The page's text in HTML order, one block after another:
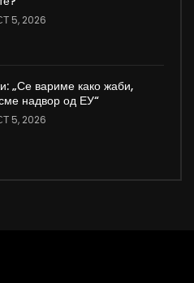
5, 2026
„Се вариме како жаби,
надвор од ЕУ“
5, 2026